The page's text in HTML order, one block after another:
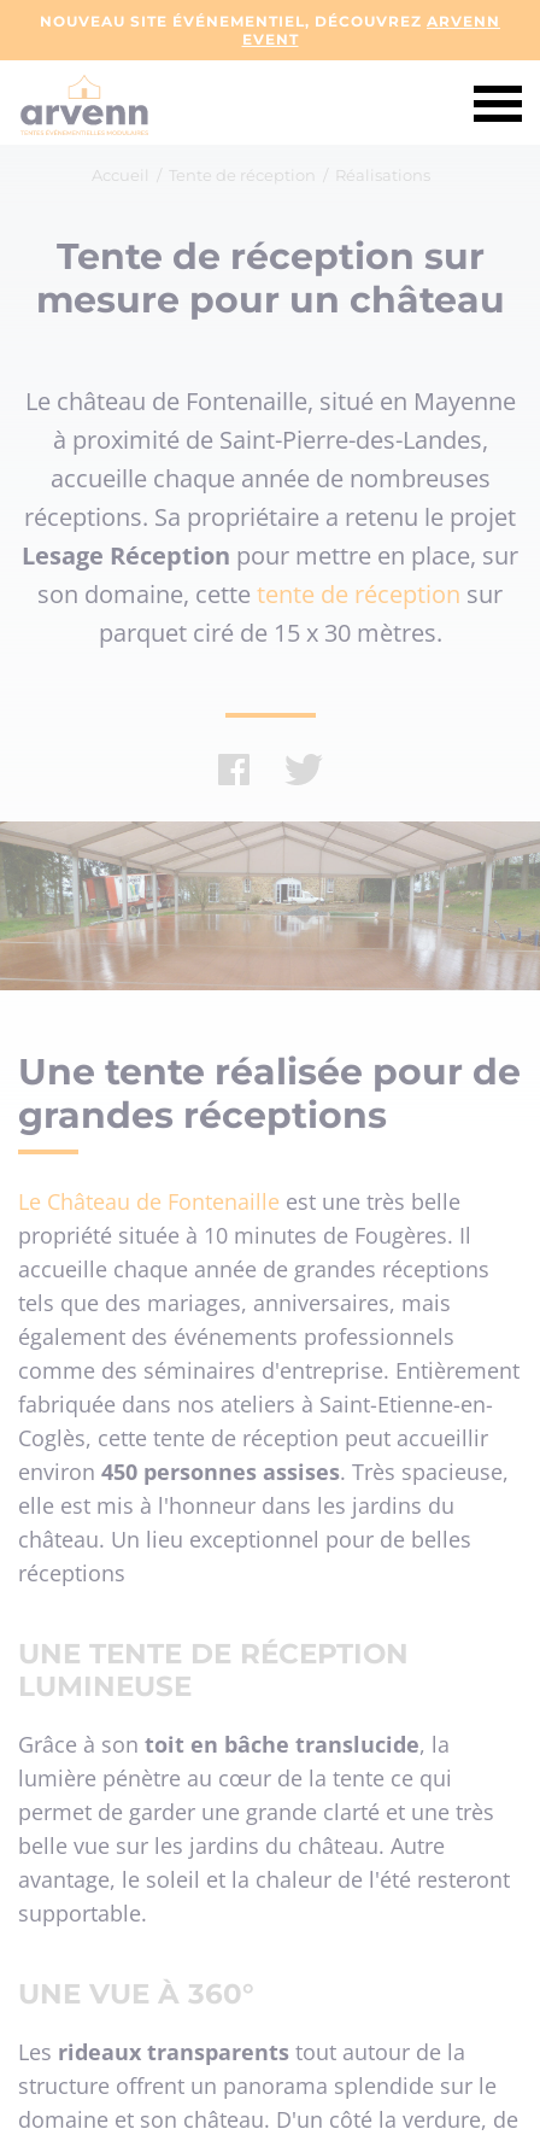
NOUVEAU SITE ÉVÉNEMENTIEL, DÉCOUVREZ ARVENN
EVENT
Accueil / Tente de réception / Réalisations
Tente de réception sur
mesure pour un château
Le château de Fontenaille, situé en Mayenne
à proximité de Saint-Pierre-des-Landes,
accueille chaque année de nombreuses
réceptions. Sa propriétaire a retenu le projet
Lesage Réception pour mettre en place, sur
son domaine, cette tente de réception sur
parquet ciré de 15 x 30 mètres.
Une tente réalisée pour de
grandes réceptions
Le Château de Fontenaille est une très belle
propriété située à 10 minutes de Fougères. Il
accueille chaque année de grandes réceptions
tels que des mariages, anniversaires, mais
également des événements professionnels
comme des séminaires d'entreprise. Entièrement
fabriquée dans nos ateliers à Saint-Etienne-en-
Coglès, cette tente de réception peut accueillir
environ 450 personnes assises. Très spacieuse,
elle est mis à l'honneur dans les jardins du
château. Un lieu exceptionnel pour de belles
réceptions
UNE TENTE DE RÉCEPTION
LUMINEUSE
Grâce à son toit en bâche translucide, la
lumière pénètre au cœur de la tente ce qui
permet de garder une grande clarté et une très
belle vue sur les jardins du château. Autre
avantage, le soleil et la chaleur de l'été resteront
supportable.
UNE VUE À 360°
Les rideaux transparents tout autour de la
structure offrent un panorama splendide sur le
domaine et son château. D'un côté la verdure, de